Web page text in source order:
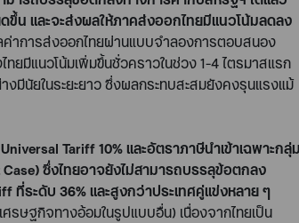
ขึ้น และจะส่งผลให้ภาคส่งออกไทยมีแนวโน้มลดลง
าการส่งออกไทยผ่านแบบจำลองการตอบสนอง
ยมีแนวโน้มเพิ่มขึ้นชั่วคราวในช่วง1-4ไตรมาสแรก
นัยในระยะยาว ซึ่งผลกระทบสะสมยังคงรุนแรงแม้
Universal Tariff 10%และอัตราภาษีนำเข้าเฉพาะกลุ่ม
ซึ่งไทยอาจยังไม่สามารถบรรลุข้อตกลง
ที่ระดับ 36%และสูงกว่าประเทศคู่แข่งหลาย ๆ
รษฐกิจทางอ้อมในรูปแบบอื่น) เนื่องจากไทยเป็น